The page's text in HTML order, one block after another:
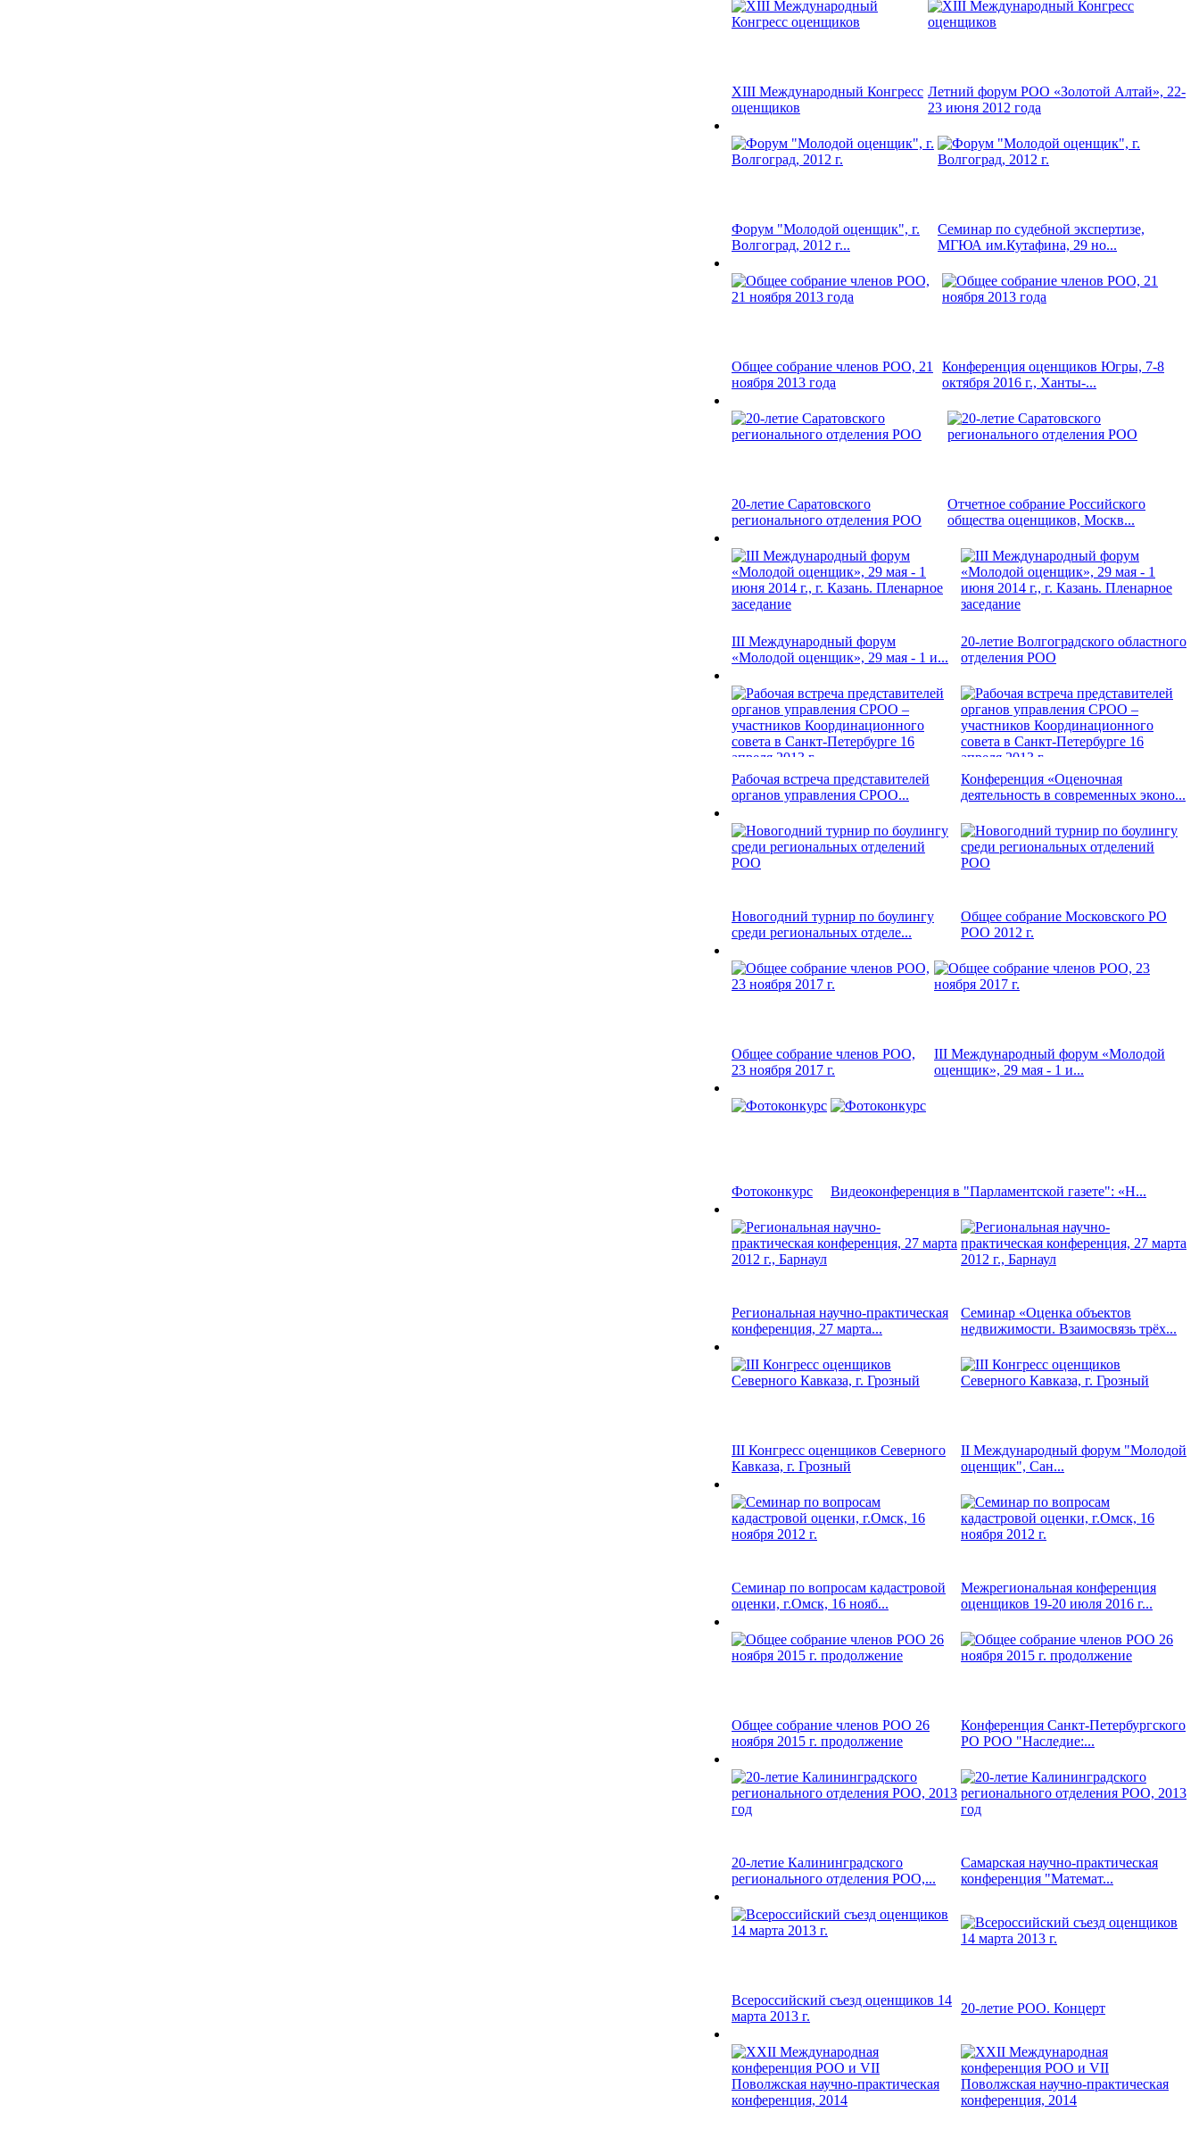
XIII Международный Конгресс
оценщиков
Летний форум РОО «Золотой Алтай», 22-
23 июня 2012 года
Форум "Молодой оценщик", г.
Волгоград, 2012 г...
Семинар по судебной экспертизе,
МГЮА им.Кутафина, 29 но...
Общее собрание членов РОО, 21
ноября 2013 года
Конференция оценщиков Югры, 7-8
октября 2016 г., Ханты-...
20-летие Саратовского
регионального отделения РОО
Отчетное собрание Российского
общества оценщиков, Москв...
III Международный форум
«Молодой оценщик», 29 мая - 1 и...
20-летие Волгоградского областного
отделения РОО
Рабочая встреча представителей
органов управления СРОО...
Конференция «Оценочная
деятельность в современных эконо...
Новогодний турнир по боулингу
среди региональных отделе...
Общее собрание Московского РО
РОО 2012 г.
Общее собрание членов РОО,
23 ноября 2017 г.
III Международный форум «Молодой
оценщик», 29 мая - 1 и...
Фотоконкурс Видеоконференция в "Парламентской газете": «Н...
Региональная научно-практическая
конференция, 27 марта...
Семинар «Оценка объектов
недвижимости. Взаимосвязь трёх...
III Конгресс оценщиков Северного
Кавказа, г. Грозный
II Международный форум "Молодой
оценщик", Сан...
Семинар по вопросам кадастровой
оценки, г.Омск, 16 нояб...
Межрегиональная конференция
оценщиков 19-20 июля 2016 г...
Общее собрание членов РОО 26
ноября 2015 г. продолжение
Конференция Санкт-Петербургского
РО РОО "Наследие:...
20-летие Калининградского
регионального отделения РОО,...
Самарская научно-практическая
конференция "Математ...
Всероссийский съезд оценщиков 14
марта 2013 г.
20-летие РОО. Концерт